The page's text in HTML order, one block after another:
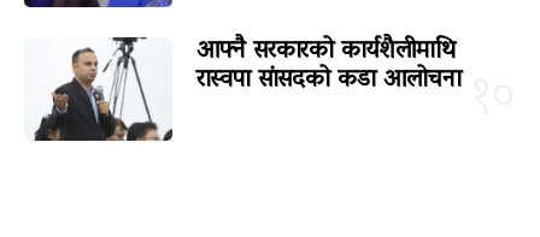
आफ्नै सरकारको कार्यशैलीमाथि
रास्वपा सांसदको कडा आलोचना